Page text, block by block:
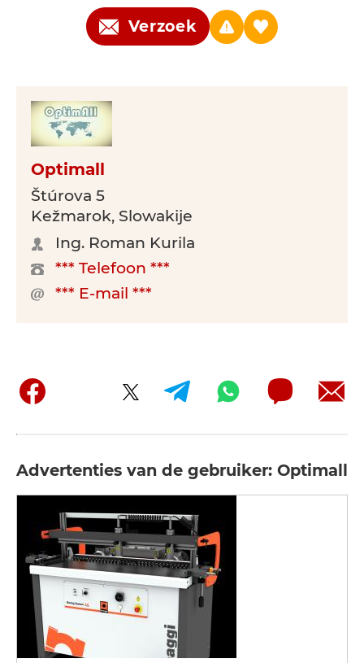
Verzoek
Optimall
Štúrova 5
Kežmarok, Slowakije
Ing. Roman Kurila
*** Telefoon ***
*** E-mail ***
Advertenties van de gebruiker: Optimall